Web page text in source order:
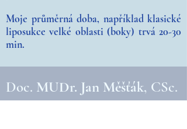
Moje průměrná doba, například klasické
liposukce velké oblasti (boky) trvá 20-30
min.
Doc. MUDr. Jan Měšťák, CSc.